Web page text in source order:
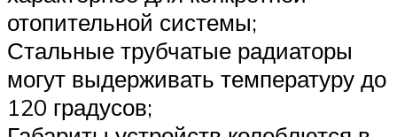
отопительной системы;
Стальные трубчатые радиаторы
могут выдерживать температуру до
120 градусов;